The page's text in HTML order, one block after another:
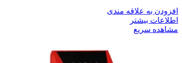
افزودن به علاقه مندی
اطلاعات بیشتر
مشاهده سریع